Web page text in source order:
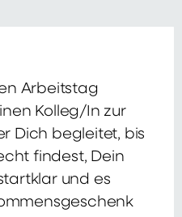
Arbeitstag
Kolleg/In zur
Dich begleitet, bis
findest, Dein
und es